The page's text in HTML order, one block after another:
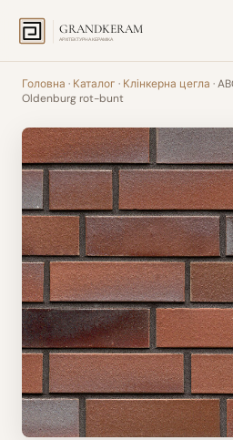
GRANDKERAM
АРХІТЕКТУРНА КЕРАМІКА
Головна · Каталог · Клінкерна цегла ·
Oldenburg rot-bunt